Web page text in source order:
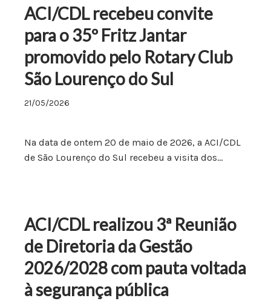
ACI/CDL recebeu convite
para o 35º Fritz Jantar
promovido pelo Rotary Club
São Lourenço do Sul
21/05/2026
Na data de ontem 20 de maio de 2026, a ACI/CDL
de São Lourenço do Sul recebeu a visita dos…
ACI/CDL realizou 3ª Reunião
de Diretoria da Gestão
2026/2028 com pauta voltada
à segurança pública